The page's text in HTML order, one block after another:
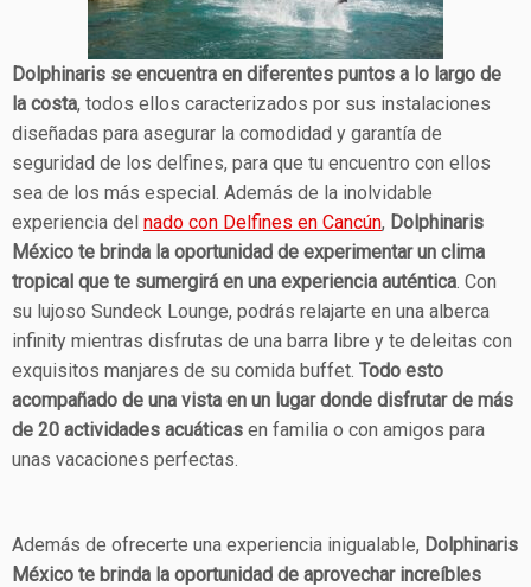
Dolphinaris se encuentra en diferentes puntos a lo largo de
la costa, todos ellos caracterizados por sus instalaciones
diseñadas para asegurar la comodidad y garantía de
seguridad de los delfines, para que tu encuentro con ellos
sea de los más especial. Además de la inolvidable
experiencia del nado con Delfines en Cancún, Dolphinaris
México te brinda la oportunidad de experimentar un clima
tropical que te sumergirá en una experiencia auténtica. Con
su lujoso Sundeck Lounge, podrás relajarte en una alberca
infinity mientras disfrutas de una barra libre y te deleitas con
exquisitos manjares de su comida buffet. Todo esto
acompañado de una vista en un lugar donde disfrutar de más
de 20 actividades acuáticas en familia o con amigos para
unas vacaciones perfectas.
Además de ofrecerte una experiencia inigualable, Dolphinaris
México te brinda la oportunidad de aprovechar increíbles